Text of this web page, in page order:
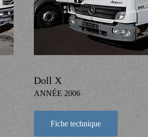
Doll X
ANNÉE 2006
Fiche technique